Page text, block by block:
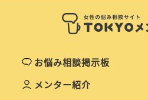
お悩み相談掲示板
メンター紹介